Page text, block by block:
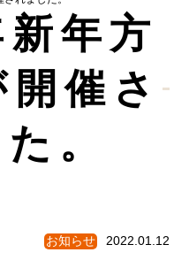
年方
開催さ
。
お知らせ 2022.01.12